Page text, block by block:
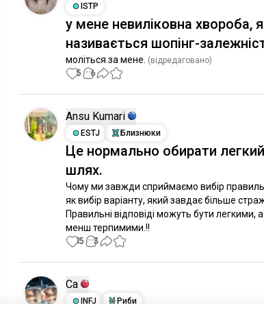
ISTP
у мене невиліковна хвороба,
називається шопінг-
моліться за мене. (відредаговано)
5 6
Ansu Kumari
ESTJ
Близнюки
Це нормально обирати легкий
шлях.
Чому ми завжди сприймаємо вибір
як вибір варіанту, який завдає більше
Правильні відповіді можуть бути легкими,
менш терпимими.!!
15 3
Ca
INFJ
Риби